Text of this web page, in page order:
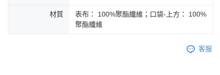
材質
表布： 100%聚酯纖維；口袋-上方： 100%
聚酯纖維
客服